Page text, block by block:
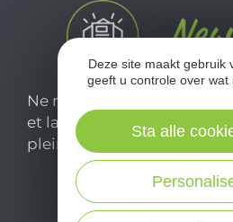
Ne manquez pas notre
et laissez-vous inspirer
pleinement de votre
Je
Deze site maakt gebruik
geeft u controle over wat
Sta alle